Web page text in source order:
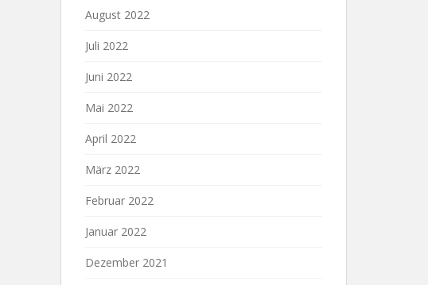
August 2022
Juli 2022
Juni 2022
Mai 2022
April 2022
März 2022
Februar 2022
Januar 2022
Dezember 2021